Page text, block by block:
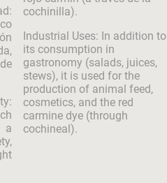
a
cochinilla).
Industrial Uses: In addition to
its consumption in
gastronomy (salads, juices,
stews), it is used for the
production of animal feed,
cosmetics, and the red
carmine dye (through
cochineal).